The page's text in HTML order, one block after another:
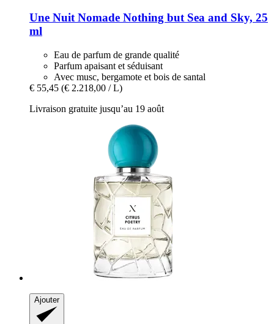
Une Nuit Nomade Nothing but Sea and Sky, 25
ml
Eau de parfum de grande qualité
Parfum apaisant et séduisant
Avec musc, bergamote et bois de santal
€ 55,45 (€ 2.218,00 / L)
Livraison gratuite jusqu’au 19 août
Ajouter